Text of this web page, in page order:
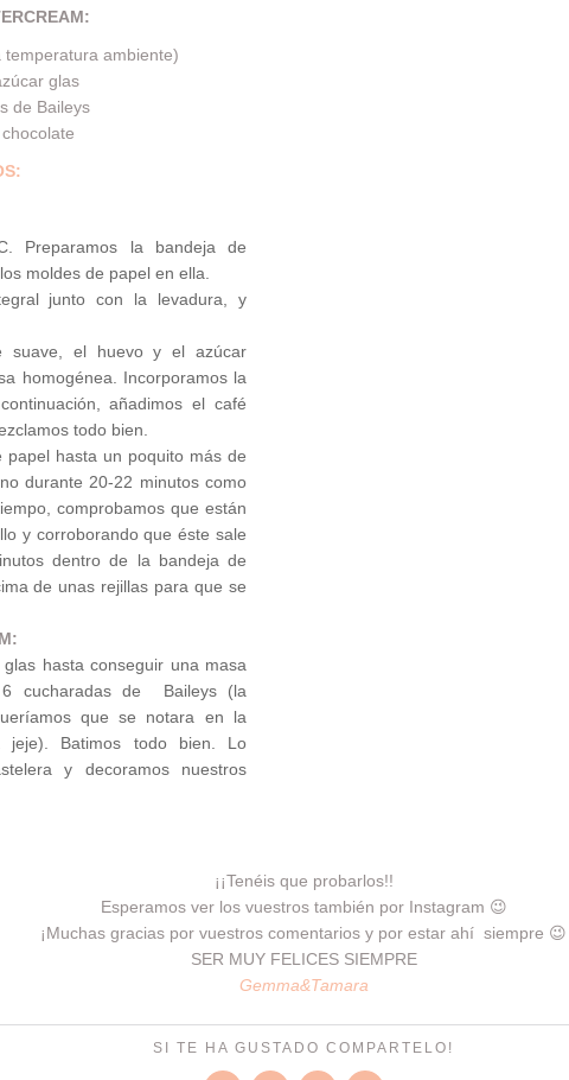
ambiente)
glas
de Baileys
Preparamos la bandeja de
moldes de papel en ella.
junto con la levadura, y
suave, el huevo y el azúcar
homogénea. Incorporamos la
añadimos el café
todo bien.
papel hasta un poquito más de
durante 20-22 minutos como
comprobamos que están
y corroborando que éste sale
dentro de la bandeja de
de unas rejillas para que se
hasta conseguir una masa
6 cucharadas de Baileys (la
que se notara en la
Batimos todo bien. Lo
y decoramos nuestros
¡¡Tenéis que probarlos!!
Esperamos ver los vuestros también por Instagram 😉
¡Muchas gracias por vuestros comentarios y por estar ahí siempre 😉
SER MUY FELICES SIEMPRE
Gemma&Tamara
SI TE HA GUSTADO COMPARTELO!